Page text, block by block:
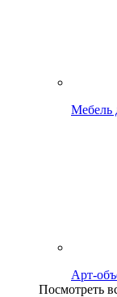
Мебель
Арт-
Посмотреть